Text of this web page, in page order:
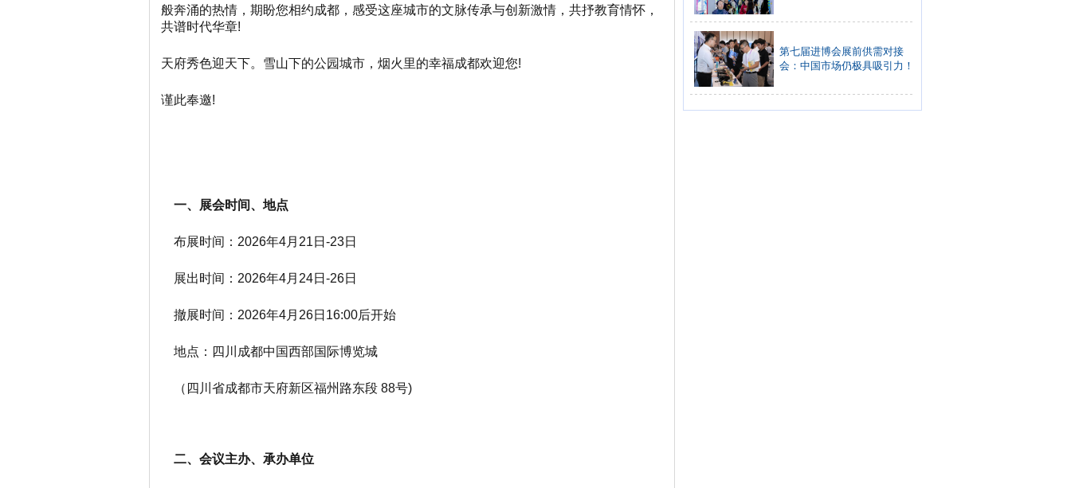
般奔涌的热情，期盼您相约成都，感受这座城市的文脉传承与创新激情，共抒教育情怀，
共谱时代华章!
天府秀色迎天下。雪山下的公园城市，烟火里的幸福成都欢迎您!
谨此奉邀!
一、展会时间、地点
布展时间： 2026年4月 21日-23日
展出时间： 2026年4月 24日-26日
撤展时间： 2026年4月 26日16:00后开始
地点：四川成都中国西部国际博览城
（四川省成都市天府新区福州路东段 88号)
二、 会议主办、承办单位
第七届进博会展前供需对接
会：中国市场仍极具吸引力！